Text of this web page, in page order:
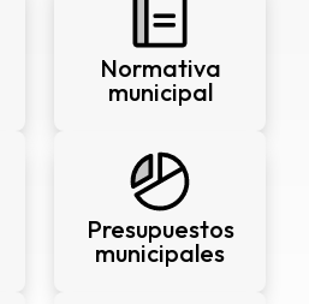
Normativa
municipal
Presupuestos
municipales